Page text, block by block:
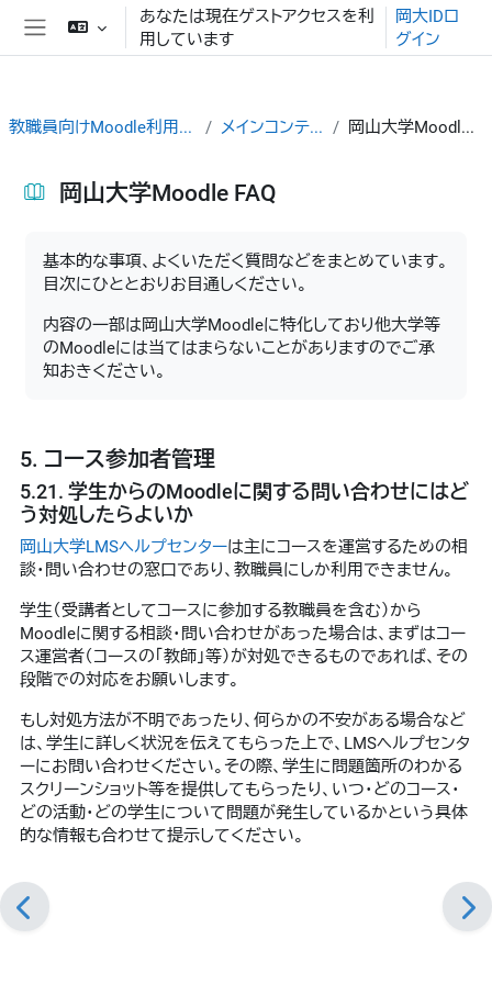
メインコンテンツへスキップする
サイドパネル
あなたは現在ゲストアクセスを利
用しています
岡大IDロ
グイン
岡山大学Moodle FAQ
基本的な事項、よくいただく質問などをまとめています。
目次にひととおりお目通しください。
内容の一部は岡山大学Moodleに特化しており他大学等
のMoodleには当てはまらないことがありますのでご承
知おきください。
5. コース参加者管理
5.21. 学生からのMoodleに関する問い合わせにはど
う対処したらよいか
岡山大学LMSヘルプセンターは主にコースを運営するための相
談・問い合わせの窓口であり、教職員にしか利用できません。
学生（受講者としてコースに参加する教職員を含む）から
Moodleに関する相談・問い合わせがあった場合は、まずはコー
ス運営者（コースの「教師」等）が対処できるものであれば、その
段階での対応をお願いします。
もし対処方法が不明であったり、何らかの不安がある場合など
は、学生に詳しく状況を伝えてもらった上で、LMSヘルプセンタ
ーにお問い合わせください。その際、学生に問題箇所のわかる
スクリーンショット等を提供してもらったり、いつ・どのコース・
どの活動・どの学生について問題が発生しているかという具体
的な情報も合わせて提示してください。